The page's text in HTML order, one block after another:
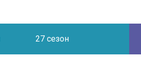
27 сезон